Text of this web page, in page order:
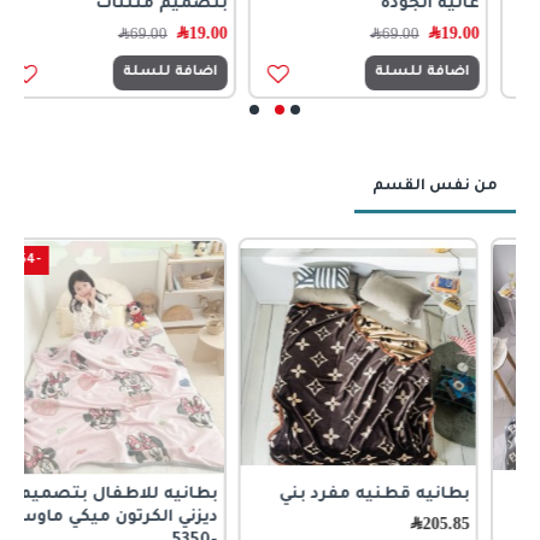
عالية الجوده
19.00﷼ 69.00﷼
اضافة للسلة
بتصميم مثلثات
19.00﷼ 69.00﷼
اضافة للسلة
من نفس القسم
بطانيه قطنيه مفرد بني
205.85﷼
بطانيه للاطفال بتصميم
ديزني الكرتون ميكي ماوس